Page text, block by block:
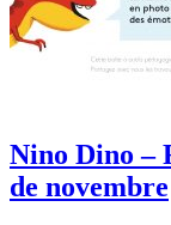
Nino Dino –
de novembre